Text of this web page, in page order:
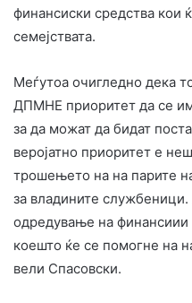
финансиски средства кои
семејствата.
Меѓутоа очигледно дека
ДПМНЕ приоритет да се
за да можат да бидат
веројатно приоритет е
трошењето на на парите
за владините
одредување на
коешто ќе се помогне на
вели Спасовски.